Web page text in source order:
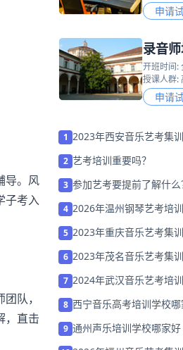
导。风
子考入
队，
，直击
申请
录音
开班时间:
授课人群:
申请
1 2023年西安音乐艺考集
2 艺考培训重要吗？
3 参加艺考要提前了解什么
4 2026年温州钢琴艺考培
5 2023年重庆音乐艺考集
6 2023年茂名音乐艺考集
7 2024年武汉音乐艺考培
8 西宁音乐高考培训学校哪
9 通州声乐培训学校哪家好